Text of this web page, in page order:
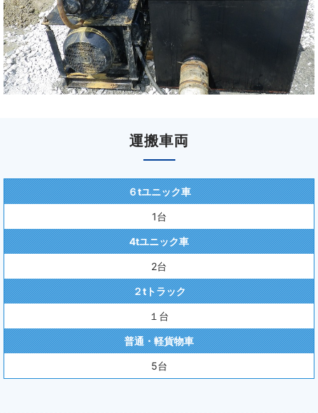
運搬車両
６tユニック車
1台
4tユニック車
2台
２tトラック
１台
普通・軽貨物車
5台